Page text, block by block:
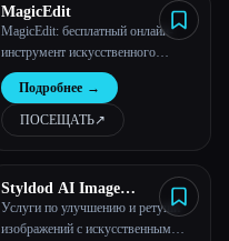
MagicEdit
MagicEdit: бесплатный онлайн-
инструмент искусственного
интеллекта для замены, стирания и
расширения изображений
Подробнее →
ПОСЕЩАТЬ↗︎
Styldod AI Image
Enhancement
Услуги по улучшению и ретуши
изображений с искусственным